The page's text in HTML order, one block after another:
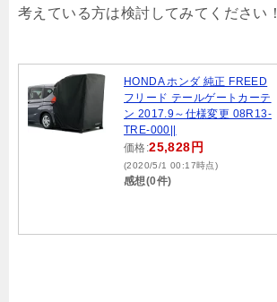
考えている方は検討してみてください！
HONDA ホンダ 純正 FREED
フリード テールゲートカーテ
ン 2017.9～仕様変更 08R13-
TRE-000||
価格:25,828円
(2020/5/1 00:17時点)
感想(0件)